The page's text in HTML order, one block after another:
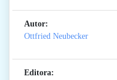
Autor:
Ottfried Neubecker
Editora: